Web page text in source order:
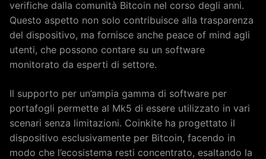
verifiche dalla comunità Bitcoin nel corso degli anni.
Questo aspetto non solo contribuisce alla trasparenza
del dispositivo, ma fornisce anche peace of mind agli
utenti, che possono contare su un software
monitorato da esperti di settore.
Il supporto per un’ampia gamma di software per
portafogli permette al Mk5 di essere utilizzato in vari
scenari senza limitazioni. Coinkite ha progettato il
dispositivo esclusivamente per Bitcoin, facendo in
modo che l’ecosistema resti concentrato, esaltando la